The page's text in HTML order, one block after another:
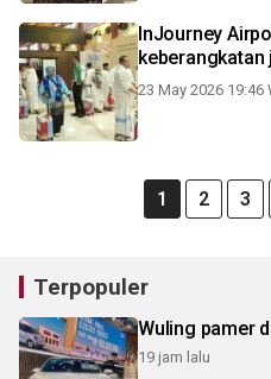
InJourney
keberangkatan
23 May 2026 19:46
1 2 3
Terpopuler
Wuling pamer
19 jam lalu